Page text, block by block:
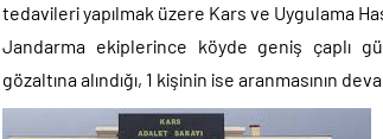
tedavileri yapılmak üzere Kars ve Uygulama
Jandarma ekiplerince köyde geniş çaplı
gözaltına alındığı, 1 kişinin ise aranmasının